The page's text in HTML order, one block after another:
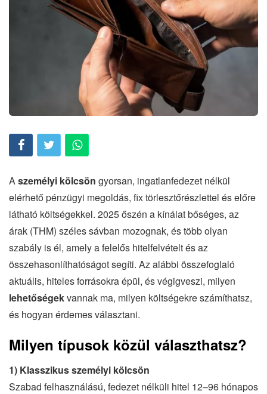
Aszemélyi kölcsön gyorsan, ingatlanfedezet nélkül
elérhető pénzügyi megoldás, fix törlesztőrészlettel és előre
látható költségekkel. 2025 őszén a kínálat bőséges, az
árak (THM) széles sávban mozognak, és több olyan
szabály is él, amely a felelős hitelfelvételt és az
összehasonlíthatóságot segíti. Az alábbi összefoglaló
aktuális, hiteles forrásokra épül, és végigveszi, milyen
lehetőségekvannak ma, milyen költségekre számíthatsz,
és hogyan érdemes választani.
Milyen típusok közül választhatsz?
1) Klasszikus személyi kölcsön
Szabad felhasználású, fedezet nélküli hitel 12–96 hónapos